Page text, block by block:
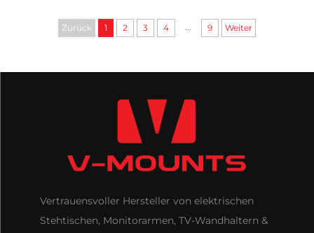
Zurück 1 2 3 4 ... 9 Weiter
Vertrauensvoller Hersteller von elektrischen
Stehtischen, Monitorarmen, TV-Wandhaltern &